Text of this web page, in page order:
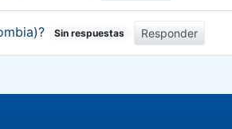
Sin respuestas Responder